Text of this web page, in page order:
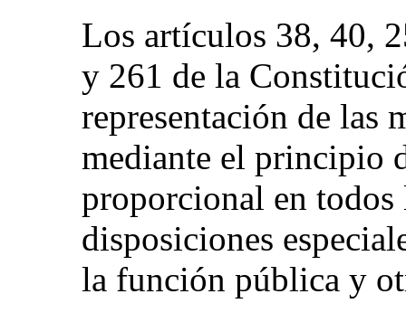
Los artículos 38, 40,
y 261 de la
representación de las
mediante el principio
proporcional en
disposiciones
la función pública y